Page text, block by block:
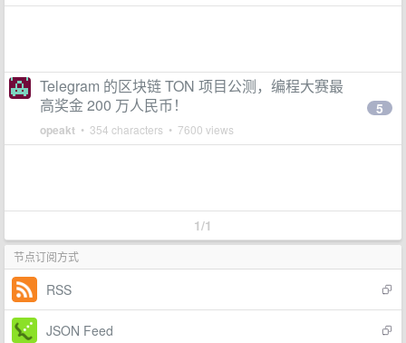
Telegram 的区块链 TON 项目公测，编程大赛最
高奖金 200 万人民币！
opeakt • 354 characters • 7600 views
5
1/1
节点订阅方式
RSS
JSON Feed